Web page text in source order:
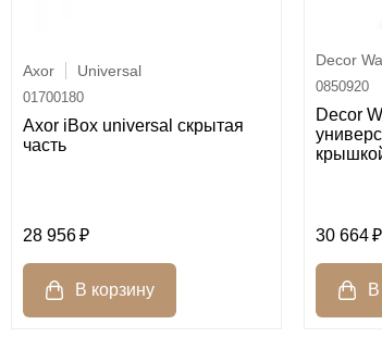
Axor Universal
01700180
Axor iBox universal скрытая
часть
28 956
Decor
0850920
Decor
30 664